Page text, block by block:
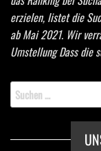
erzielen, listet die
ab Mai 2021. Wir
Umstellung Dass die
Suche
nach: